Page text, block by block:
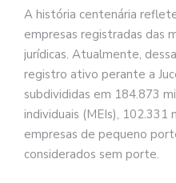
A história centenária
empresas registradas das
jurídicas. Atualmente,
registro ativo perante a
subdivididas em 184.873
individuais (MEIs), 102.331
empresas de pequeno
considerados sem porte.